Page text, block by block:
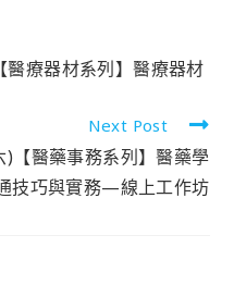
療器材系列】醫療器材
Next Post
【醫藥事務系列】醫藥學
技巧與實務—線上工作坊